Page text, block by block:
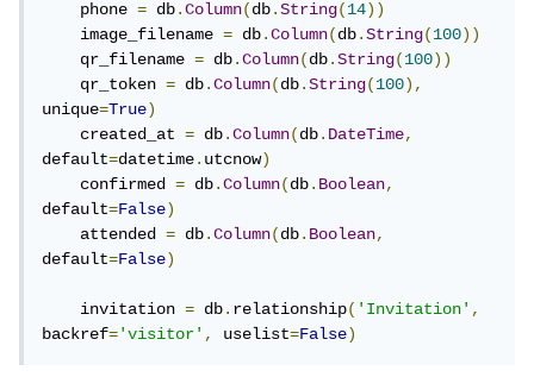
    phone
= db.Column(db.String(14))
    image_filename
= db.Column(db.String(100))
    qr_filename
= db.Column(db.String(100))
    qr_token
= db.Column(db.String(100),
unique=True)
    created_at
= db.Column(db.DateTime,
default=datetime.utcnow)
    confirmed
= db.Column(db.Boolean,
default=False)
    attended
= db.Column(db.Boolean,
default=False)
    invitation
= db.relationship('Invitation',
backref='visitor', uselist=False)